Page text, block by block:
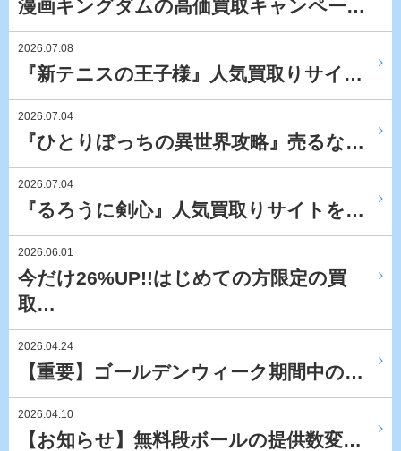
漫画キングダムの高価買取キャンペー…
2026.07.08
『新テニスの王子様』人気買取りサイ…
2026.07.04
『ひとりぼっちの異世界攻略』売るな…
2026.07.04
『るろうに剣心』人気買取りサイトを…
2026.06.01
今だけ26%UP!!はじめての方限定の買
取…
2026.04.24
【重要】ゴールデンウィーク期間中の…
2026.04.10
【お知らせ】無料段ボールの提供数変…